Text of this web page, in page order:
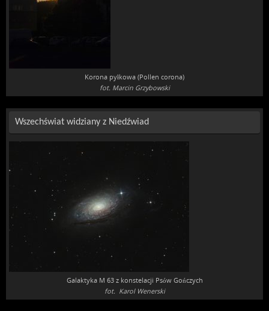
Korona pyłkowa (Pollen corona)
fot. Marcin Grzybowski
Wszechświat widziany z Niedźwiad
Galaktyka M 63 z konstelacji Psów Gończych
fot. Karol Wenerski